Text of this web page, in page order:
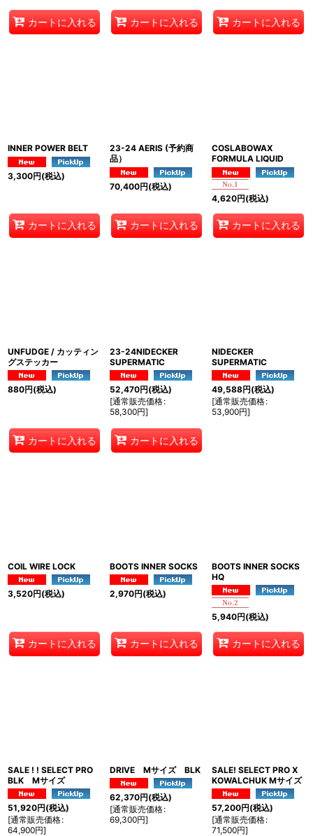
カートに入れる カートに入れる カートに入れる
INNER POWER BELT
3,300円(税込)
カートに入れる
23-24 AERIS (予約商
品）
70,400円(税込)
カートに入れる
COSLABOWAX
FORMULA LIQUID
4,620円(税込)
カートに入れる
UNFUDGE / カッティン
グステッカー
880円(税込)
カートに入れる
23-24NIDECKER
SUPERMATIC
52,470円(税込)
[通常販売価格:
58,300円]
カートに入れる
NIDECKER
SUPERMATIC
49,588円(税込)
[通常販売価格:
53,900円]
COIL WIRE LOCK
3,520円(税込)
カートに入れる
BOOTS INNER SOCKS
2,970円(税込)
カートに入れる
BOOTS INNER SOCKS
HQ
5,940円(税込)
カートに入れる
SALE ! ! SELECT PRO
BLK Mサイズ
51,920円(税込)
[通常販売価格:
64,900円]
DRIVE Mサイズ BLK
62,370円(税込)
[通常販売価格:
69,300円]
SALE! SELECT PRO X
KOWALCHUK Mサイズ
57,200円(税込)
[通常販売価格:
71,500円]